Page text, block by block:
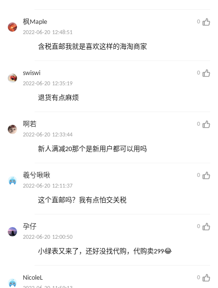
枫Maple
0
2022-06-20 12:48:51
含税直邮我就是喜欢这样的海淘商家
swiswi
0
2022-06-20 12:35:19
退货有点麻烦
啊若
0
2022-06-20 12:33:44
新人满减20那个是新用户都可以用吗
羲兮啾啾
0
2022-06-20 12:11:37
这个直邮吗？我有点怕交关税
孕仔
0
2022-06-20 12:00:50
小绿表又来了，还好没找代购，代购卖299😂
NicoleL
0